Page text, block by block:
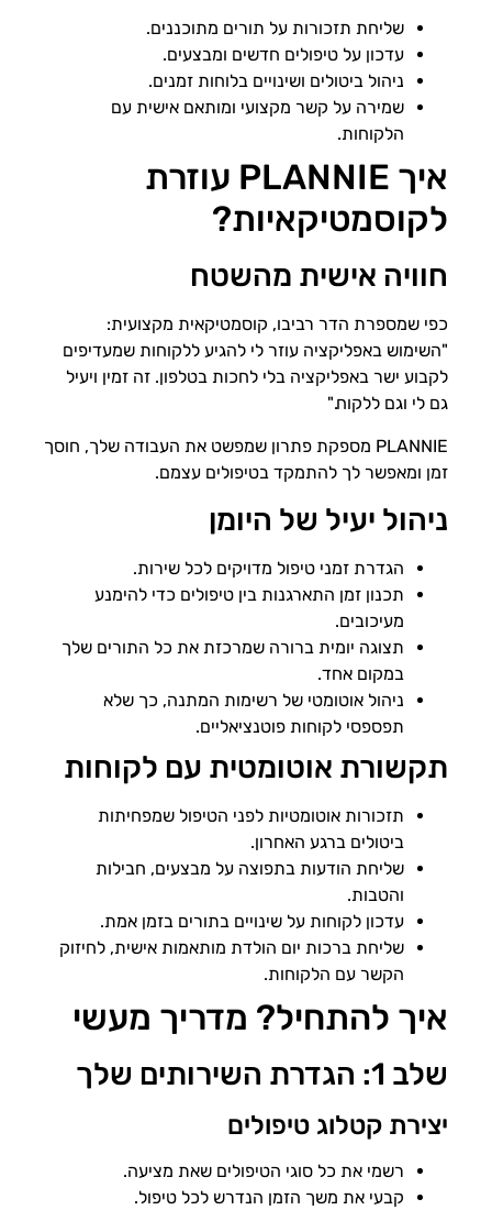
שליחת תזכורות על תורים מתוכננים.
עדכון על טיפולים חדשים ומבצעים.
ניהול ביטולים ושינויים בלוחות זמנים.
שמירה על קשר מקצועי ומותאם אישית עם
הלקוחות.
איך PLANNIE עוזרת
לקוסמטיקאיות?
חוויה אישית מהשטח
כפי שמספרת הדר רביבו, קוסמטיקאית מקצועית:
"השימוש באפליקציה עוזר לי להגיע ללקוחות שמעדיפים
לקבוע ישר באפליקציה בלי לחכות בטלפון. זה זמין ויעיל
גם לי וגם ללקוח."
PLANNIE מספקת פתרון שמפשט את העבודה שלך, חוסך
זמן ומאפשר לך להתמקד בטיפולים עצמם.
ניהול יעיל של היומן
הגדרת זמני טיפול מדויקים לכל שירות.
תכנון זמן התארגנות בין טיפולים כדי להימנע
מעיכובים.
תצוגה יומית ברורה שמרכזת את כל התורים שלך
במקום אחד.
ניהול אוטומטי של רשימות המתנה, כך שלא
תפספסי לקוחות פוטנציאליים.
תקשורת אוטומטית עם לקוחות
תזכורות אוטומטיות לפני הטיפול שמפחיתות
ביטולים ברגע האחרון.
שליחת הודעות בתפוצה על מבצעים, חבילות
והטבות.
עדכון לקוחות על שינויים בתורים בזמן אמת.
שליחת ברכות יום הולדת מותאמות אישית, לחיזוק
הקשר עם הלקוחות.
איך להתחיל? מדריך מעשי
שלב 1: הגדרת השירותים שלך
יצירת קטלוג טיפולים
רשמי את כל סוגי הטיפולים שאת מציעה.
קבעי את משך הזמן הנדרש לכל טיפול.